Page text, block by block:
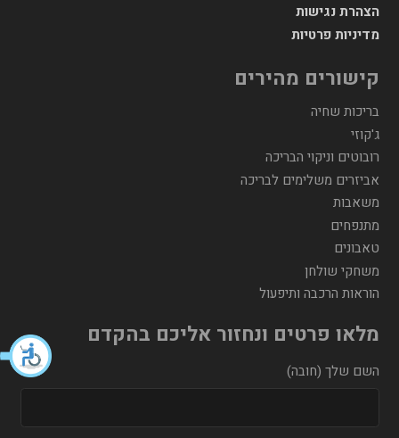
הצהרת נגישות
מדיניות פרטיות
קישורים מהירים
בריכות שחיה
ג'קוזי
רובוטים וניקוי הבריכה
אביזרים משלימים לבריכה
משאבות
מתנפחים
טאבונים
משחקי שולחן
הוראות הרכבה ותיפעול
מלאו פרטים ונחזור אליכם בהקדם
השם שלך (חובה)